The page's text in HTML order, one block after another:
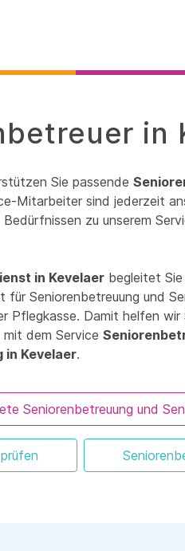
in
Sie passende
Mitarbeiter sind jederzeit
zu unserem
in Kevelaer begleitet
für Seniorenbetreuung und
Pflegkasse. Damit helfen wir
dem Service
in Kevelaer.
Seniorenbetreuung und